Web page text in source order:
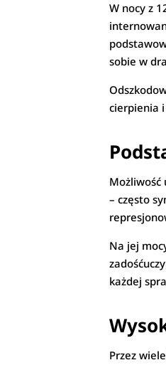
W nocy z
sobie w
cierpienia
Możliwość
– często
Na jej
każdej
Przez